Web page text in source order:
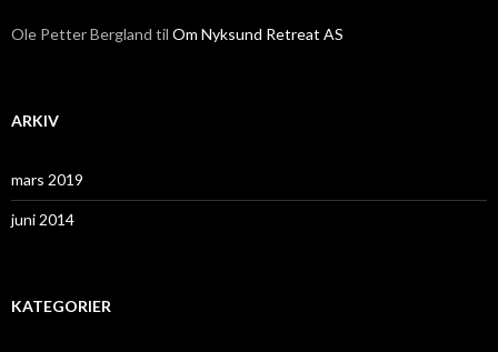
Ole Petter Bergland til Om Nyksund Retreat AS
ARKIV
mars 2019
juni 2014
KATEGORIER